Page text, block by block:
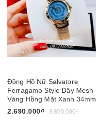
Đồng Hồ Nữ Salvatore
Ferragamo Style Dây Mesh
Vàng Hồng Mặt Xanh 34mm
2.690.000₫
3.890.000₫